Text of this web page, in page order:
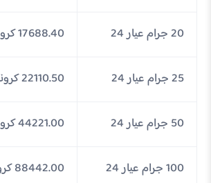
20 جرام عيار 24 17688.40 كرونة دنماركية
25 جرام عيار 24 22110.50 كرونة دنماركية
50 جرام عيار 24 44221.00 كرونة دنماركية
100 جرام عيار 24 88442.00 كرونة دنماركية